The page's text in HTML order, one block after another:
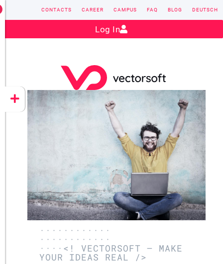
CONZEPT 16
YEET
Contact: sales@vectorsoft.de
CONTACTS CAREER CAMPUS FAQ BLOG DEUTSCH
Log In
············
············
····<! VECTORSOFT – MAKE
YOUR IDEAS REAL />